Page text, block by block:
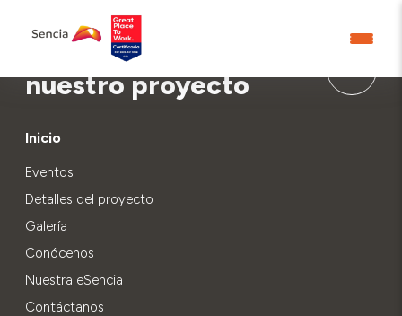
Aprende más sobre
nuestro proyecto
Inicio
Eventos
Detalles del proyecto
Galería
Conócenos
Nuestra eSencia
Contáctanos